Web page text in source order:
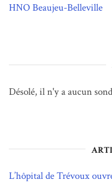
HNO Beaujeu-Belleville
Désolé, il n'y a aucun
L’hôpital de Trévoux